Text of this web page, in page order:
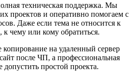
техническая поддержка. Мы
проектов и оперативно помогаем с
Даже если тема не относится к
чему или кому обратиться.
копирование на удаленный сервер
после ЧП, а профессиональная
допустить простой проекта.